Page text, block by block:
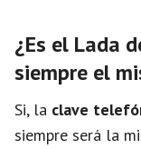
¿Es el Lada
siempre el
Si, la clave
siempre será la